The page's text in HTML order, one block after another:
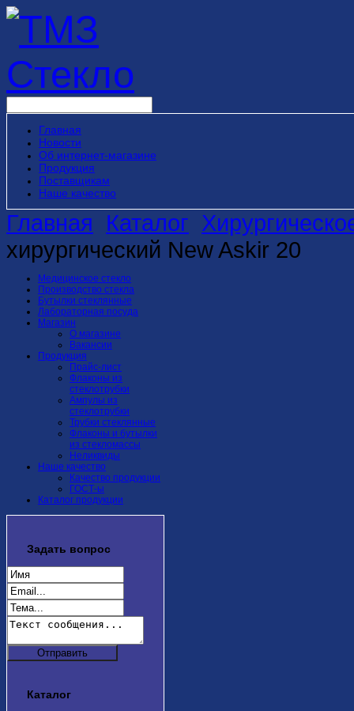
Главная
Новости
Об интернет-магазине
Продукция
Поставщикам
Наше качество
Главная Каталог
хирургический New Askir 20
Медицинское стекло
Производство стекла
Бутылки стеклянные
Лабораторная посуда
Магазин
О магазине
Вакансии
Продукция
Прайс-лист
Флаконы из
стеклотрубки
Ампулы из
стеклотрубки
Трубки стеклянные
Флаконы и бутылки
из стекломассы
Неликвиды
Наше качество
Качество продукции
ГОСТ-ы
Каталог продукции
Задать вопрос
Каталог